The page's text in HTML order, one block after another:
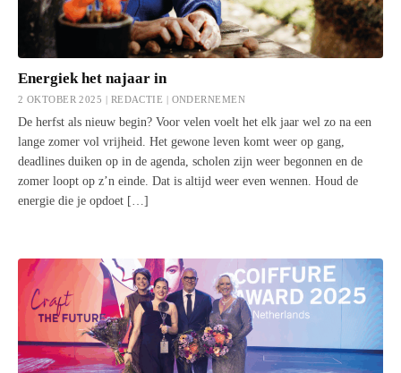
Energiek het najaar in
2 OKTOBER 2025 | REDACTIE | ONDERNEMEN
De herfst als nieuw begin? Voor velen voelt het elk jaar wel zo na een
lange zomer vol vrijheid. Het gewone leven komt weer op gang,
deadlines duiken op in de agenda, scholen zijn weer begonnen en de
zomer loopt op z’n einde. Dat is altijd weer even wennen. Houd de
energie die je opdoet […]